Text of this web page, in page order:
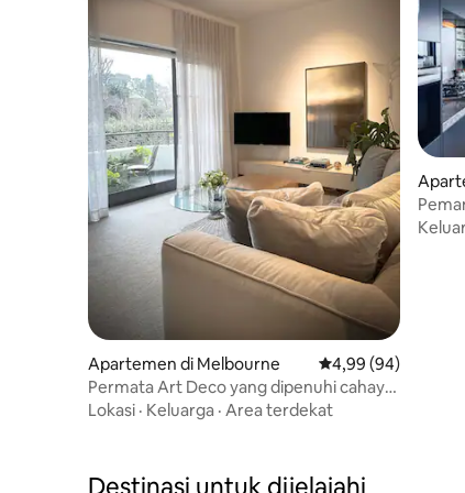
Apartemen di Melbourne Nilai rata-rata 4,99
4,99 (94)
Permata Art Deco yang dipenuhi cahaya
dengan tempat parkir aman gratis
Lokasi · Keluarga · Area terdekat